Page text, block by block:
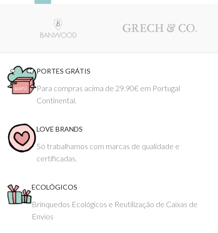
PORTES GRÁTIS
Para compras acima de 29.90€ em Portugal
Continental.
LOVE BRANDS
Só trabalhamos com marcas de qualidade e
certificadas.
ECOLÓGICOS
Brinquedos Ecológicos e Reutilização de Caixas de
Envios